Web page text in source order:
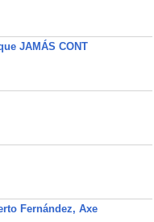
JAMÁS CONT
Fernández, Axe